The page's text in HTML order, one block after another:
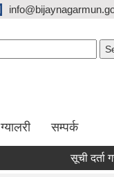
ग्यालरी सम्पर्क
सूची दर्ता